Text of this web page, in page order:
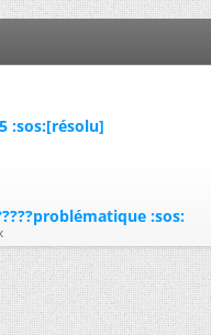
:sos:[résolu]
:sos: